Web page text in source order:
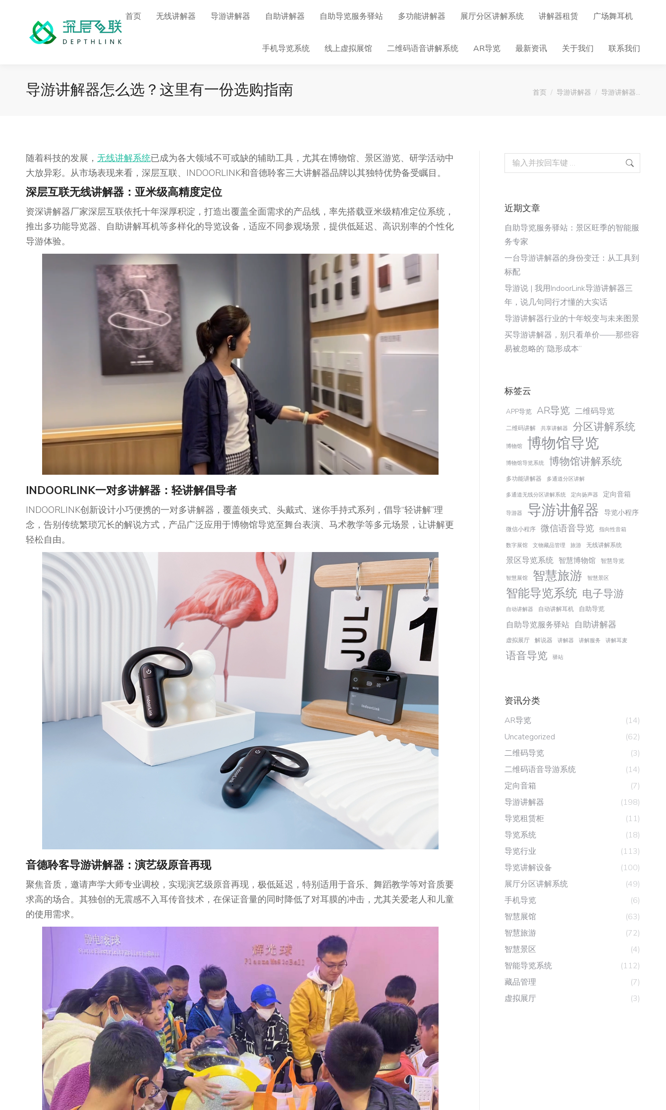
首页 无线讲解器 导游讲解器 自助讲解器 自助导览服务驿站 多功能讲解器 展厅分区讲解系统 讲解器租赁 广场舞耳机
手机导览系统 线上虚拟展馆 二维码语音讲解系统 AR导览 最新资讯 关于我们 联系我们
导游讲解器怎么选？这里有一份选购指南 您在这里：
首页 导游讲解器 导游讲解器…
随着科技的发展， 无线讲解系统已成为各大领域不可或缺的辅助工具，尤其在博物馆、景区游览、研学活动中
大放异彩。从市场表现来看，深层互联、INDOORLINK和音德聆客三大讲解器品牌以其独特优势备受瞩目。
深层互联无线讲解器：亚米级高精度定位
资深讲解器厂家深层互联依托十年深厚积淀，打造出覆盖全面需求的产品线，率先搭载亚米级精准定位系统，
推出多功能导览器、自助讲解耳机等多样化的导览设备，适应不同参观场景，提供低延迟、高识别率的个性化
导游体验。
INDOORLINK一对多讲解器：轻讲解倡导者
INDOORLINK创新设计小巧便携的一对多讲解器，覆盖领夹式、头戴式、迷你手持式系列，倡导“轻讲解”理
念，告别传统繁琐冗长的解说方式，产品广泛应用于博物馆导览至舞台表演、马术教学等多元场景，让讲解更
轻松自由。
音德聆客导游讲解器 ： 演艺级原音再现
聚焦音质，邀请声学大师专业调校，实现演艺级原音再现，极低延迟，特别适用于音乐、舞蹈教学等对音质要
求高的场合。其独创的无震感不入耳传音技术，在保证音量的同时降低了对耳膜的冲击，尤其关爱老人和儿童
的使用需求。
Search:
近期文章
自助导览服务驿站：景区旺季的智能服
务专家
一台导游讲解器的身份变迁：从工具到
标配
导游说 | 我用IndoorLink导游讲解器三
年，说几句同行才懂的大实话
导游讲解器行业的十年蜕变与未来图景
买导游讲解器，别只看单价——那些容
易被忽略的“隐形成本”
标签云
APP导览 AR导览 二维码导览
二维码讲解 共享讲解器 分区讲解系统
博物馆 博物馆导览
博物馆导览系统 博物馆讲解系统
多功能讲解器 多通道分区讲解
多通道无线分区讲解系统 定向扬声器 定向音箱
导游器 导游讲解器 导览小程序
微信小程序 微信语音导览 指向性音箱
数字展馆 文物藏品管理 旅游 无线讲解系统
景区导览系统 智慧博物馆 智慧导览
智慧展馆 智慧旅游 智慧景区
智能导览系统 电子导游
自动讲解器 自动讲解耳机 自助导览
自助导览服务驿站 自助讲解器
虚拟展厅 解说器 讲解器 讲解服务 讲解耳麦
语音导览 驿站
资讯分类
AR导览
(14)
Uncategorized
(62)
二维码导览
(3)
二维码语音导游系统
(14)
定向音箱
(7)
导游讲解器
(198)
导览租赁柜
(11)
导览系统
(18)
导览行业
(113)
导览讲解设备
(100)
展厅分区讲解系统
(49)
手机导览
(6)
智慧展馆
(63)
智慧旅游
(72)
智慧景区
(4)
智能导览系统
(112)
藏品管理
(7)
虚拟展厅
(3)